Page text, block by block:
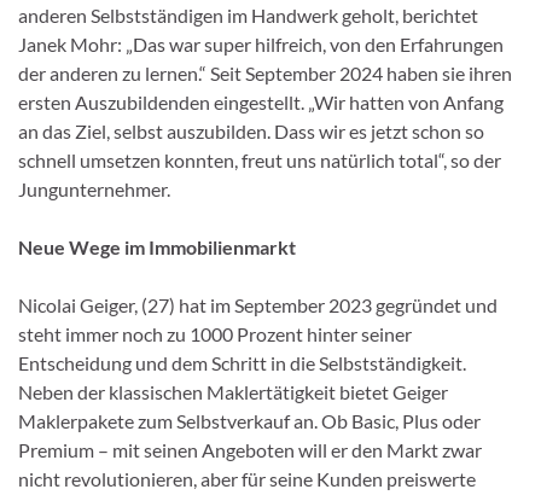
anderen Selbstständigen im Handwerk geholt, berichtet
Janek Mohr: „Das war super hilfreich, von den Erfahrungen
der anderen zu lernen.“ Seit September 2024 haben sie ihren
ersten Auszubildenden eingestellt. „Wir hatten von Anfang
an das Ziel, selbst auszubilden. Dass wir es jetzt schon so
schnell umsetzen konnten, freut uns natürlich total“, so der
Jungunternehmer.
Neue Wege im Immobilienmarkt
Nicolai Geiger, (27) hat im September 2023 gegründet und
steht immer noch zu 1000 Prozent hinter seiner
Entscheidung und dem Schritt in die Selbstständigkeit.
Neben der klassischen Maklertätigkeit bietet Geiger
Maklerpakete zum Selbstverkauf an. Ob Basic, Plus oder
Premium – mit seinen Angeboten will er den Markt zwar
nicht revolutionieren, aber für seine Kunden preiswerte